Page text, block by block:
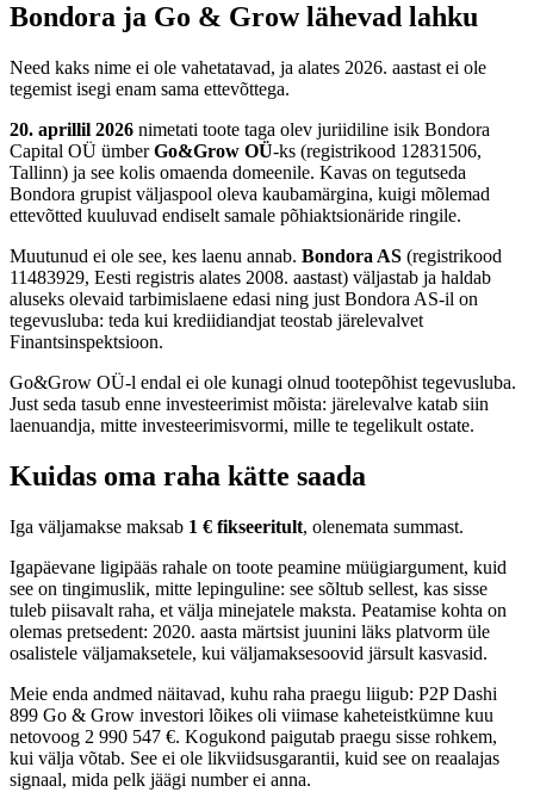
Bondora ja Go & Grow lähevad lahku
Need kaks nime ei ole vahetatavad, ja alates 2026. aastast ei ole
tegemist isegi enam sama ettevõttega.
20. aprillil 2026 nimetati toote taga olev juriidiline isik Bondora
Capital OÜ ümberGo&Grow OÜ-ks (registrikood 12831506,
Tallinn) ja see kolis omaenda domeenile. Kavas on tegutseda
Bondora grupist väljaspool oleva kaubamärgina, kuigi mõlemad
ettevõtted kuuluvad endiselt samale põhiaktsionäride ringile.
Muutunud ei ole see, kes laenu annab. Bondora AS (registrikood
11483929, Eesti registris alates 2008. aastast) väljastab ja haldab
aluseks olevaid tarbimislaene edasi ning just Bondora AS-il on
tegevusluba: teda kui krediidiandjat teostab järelevalvet
Finantsinspektsioon.
Go&Grow OÜ-l endal ei ole kunagi olnud tootepõhist tegevusluba.
Just seda tasub enne investeerimist mõista: järelevalve katab siin
laenuandja, mitte investeerimisvormi, mille te tegelikult ostate.
Kuidas oma raha kätte saada
Iga väljamakse maksab 1 € fikseeritult, olenemata summast.
Igapäevane ligipääs rahale on toote peamine müügiargument, kuid
see on tingimuslik, mitte lepinguline: see sõltub sellest, kas sisse
tuleb piisavalt raha, et välja minejatele maksta. Peatamise kohta on
olemas pretsedent: 2020. aasta märtsist juunini läks platvorm üle
osalistele väljamaksetele, kui väljamaksesoovid järsult kasvasid.
Meie enda andmed näitavad, kuhu raha praegu liigub: P2P Dashi
899 Go & Grow investori lõikes oli viimase kaheteistkümne kuu
netovoog 2 990 547 €. Kogukond paigutab praegu sisse rohkem,
kui välja võtab. See ei ole likviidsusgarantii, kuid see on reaalajas
signaal, mida pelk jäägi number ei anna.